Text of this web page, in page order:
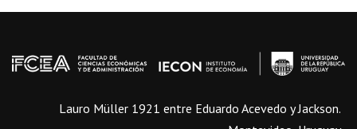
Lauro Müller 1921 entre Eduardo Acevedo y Jackson.